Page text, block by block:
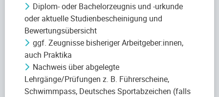
Diplom- oder Bachelorzeugnis und -urkunde
oder aktuelle Studienbescheinigung und
Bewertungsübersicht
ggf. Zeugnisse bisheriger Arbeitgeber:innen,
auch Praktika
Nachweis über abgelegte
Lehrgänge/Prüfungen z. B. Führerscheine,
Schwimmpass, Deutsches Sportabzeichen (falls